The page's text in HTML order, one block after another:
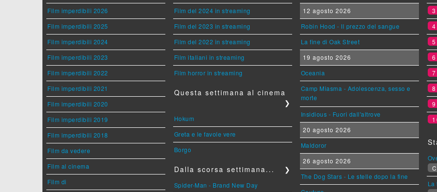
Film imperdibili 2026
Film imperdibili 2025
Film imperdibili 2024
Film imperdibili 2023
Film imperdibili 2022
Film imperdibili 2021
Film imperdibili 2020
Film imperdibili 2019
Film imperdibili 2018
Film da vedere
Film al cinema
Film di
Film del 2024 in streaming
Film del 2023 in streaming
Film del 2022 in streaming
Film italiani in streaming
Film horror in streaming
Questa settimana al cinema
❯
Hokum
Greta e le favole vere
Borgo
Dalla scorsa settimana... ❯
Spider-Man - Brand New Day
12 agosto 2026
Robin Hood - Il prezzo del sangue
La fine di Oak Street
19 agosto 2026
Oceania
Camp Miasma - Adolescenza, sesso e
morte
Insidious - Fuori dall'altrove
20 agosto 2026
Maldoror
26 agosto 2026
The Dog Stars - Le stelle dopo la fine
3
4
5
6
7
8
9
La